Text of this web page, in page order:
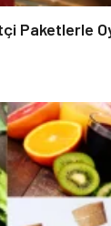
Paketlerle